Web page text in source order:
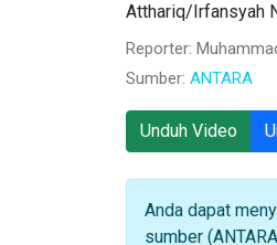
Atthariq/Irfansyah
Reporter:
Sumber: ANTARA
Unduh Video
Anda dapat
sumber